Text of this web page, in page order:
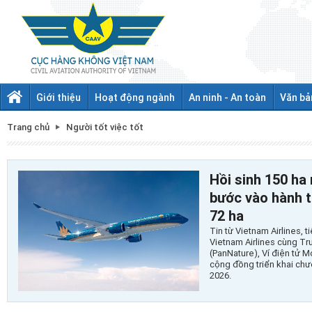
Giới thiệu Hoạt động ngành An ninh - An toàn Văn
Trang chủ Người tốt việc tốt
Hồi sinh 150
bước vào hành
72 ha
Tin từ Vietnam Airlines,
Vietnam Airlines cùng
(PanNature), Ví điện tử
cộng đồng triển khai
2026.